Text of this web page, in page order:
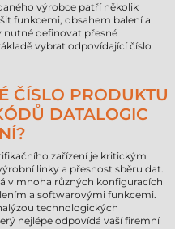
výrobce patří několik
funkcemi, obsahem balení a
definovat přesné
vybrat odpovídající číslo
ČÍSLO PRODUKTU
DATALOGIC
zařízení je kritickým
linky a přesnost sběru dat.
v mnoha různých konfiguracích
a softwarovými funkcemi.
technologických
nejlépe odpovídá vaší firemní